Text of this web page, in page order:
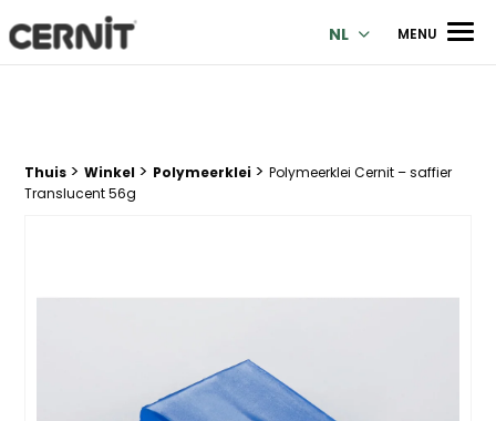
Cernit Une qualité haut de gamme pour des créations
NL MENU
Breadcrumb trail:
Thuis > Winkel > Polymeerklei > Polymeerklei Cernit – saffier
Translucent 56g